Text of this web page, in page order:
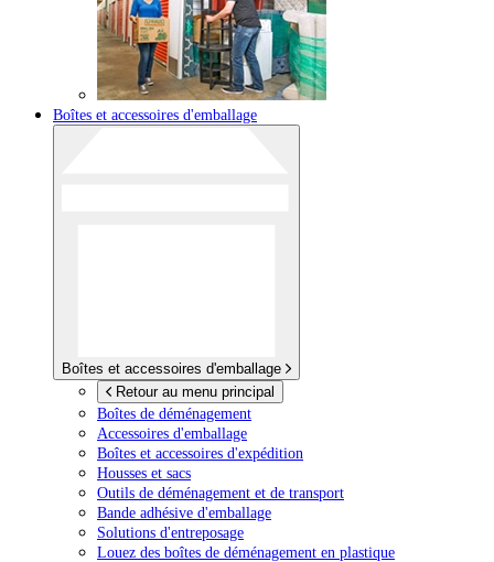
Boîtes et accessoires d'emballage
Boîtes et accessoires d'emballage
Retour au menu principal
Boîtes de déménagement
Accessoires d'emballage
Boîtes et accessoires d'expédition
Housses et sacs
Outils de déménagement et de transport
Bande adhésive d'emballage
Solutions d'entreposage
Louez des boîtes de déménagement en plastique